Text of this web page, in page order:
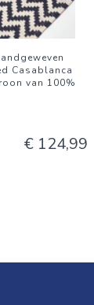
Casablanca
van 100%
€ 124,99